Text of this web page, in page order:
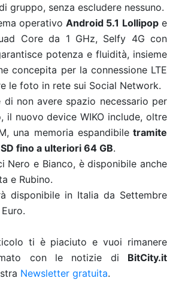
gruppo, senza escludere nessuno.
operativoAndroid 5.1 Lollipope
Core da 1 GHz, Selfy 4G con
potenza e fluidità, insieme
concepita per la connessione LTE
le foto in rete sui Social Network.
di non avere spazio necessario per
il nuovo device WIKO include, oltre
una memoria espandibiletramite
fino a ulteriori 64 GB.
Nero e Bianco, è disponibile anche
e Rubino.
disponibile in Italia da Settembre
ti è piaciuto e vuoi rimanere
con le notizie di BitCity.it
Newsletter gratuita.